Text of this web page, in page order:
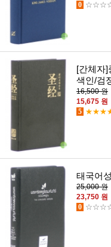
0
[간체자]
색인/검
16,500 원
15,675 원
5
태국어
25,000 원
23,750 원
0